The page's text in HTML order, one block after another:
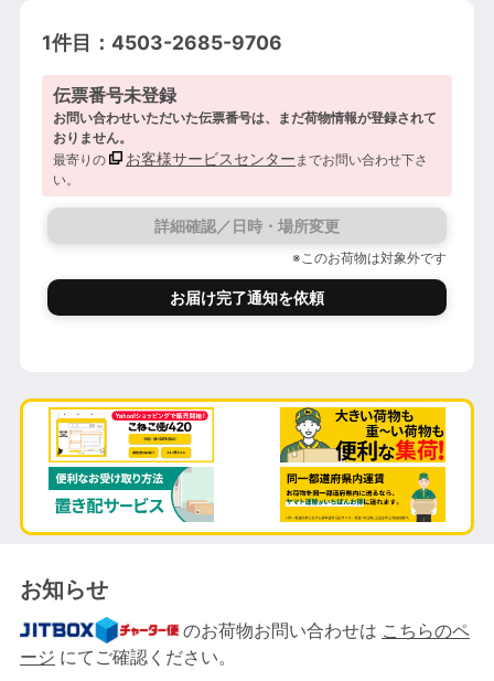
1件目：4503-2685-9706
伝票番号未登録
お問い合わせいただいた伝票番号は、まだ荷物情報が登録されて
おりません。
最寄りの
お客様サービスセンター までお問い合わせ下さ
い。
詳細確認／日時・場所変更
※このお荷物は対象外です
お届け完了通知を依頼
お知らせ
のお荷物お問い合わせは こちらのペ
ージ にてご確認ください。